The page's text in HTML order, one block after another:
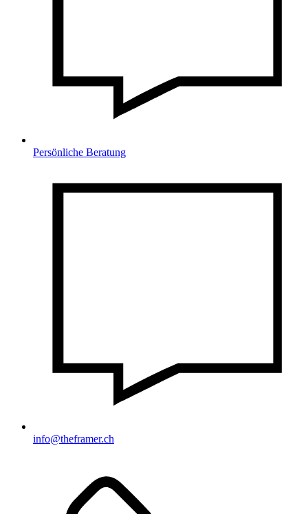
Persönliche Beratung
info@theframer.ch